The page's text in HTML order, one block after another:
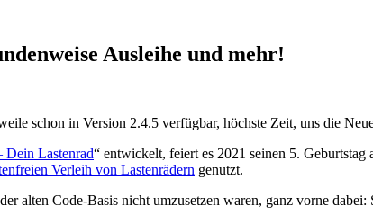
Ausleihe und mehr!
schon in Version 2.4.5 verfügbar, höchste Zeit, uns die
Lastenrad“ entwickelt, feiert es 2021 seinen 5.
Verleih von Lastenrädern genutzt.
alten Code-Basis nicht umzusetzen waren, ganz vorne dabei: